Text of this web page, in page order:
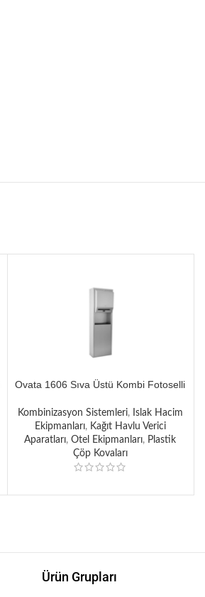
Ovata 1606 Sıva Üstü Kombi Fotoselli
Satine
Kombinizasyon Sistemleri, Islak Hacim
Ekipmanları, Kağıt Havlu Verici
Aparatları,Otel Ekipmanları, Plastik
Çöp Kovaları
Ürün Grupları